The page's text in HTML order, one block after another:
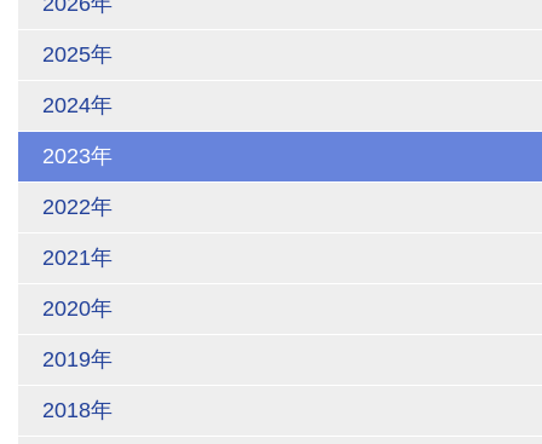
2025年
2024年
2023年
2022年
2021年
2020年
2019年
2018年